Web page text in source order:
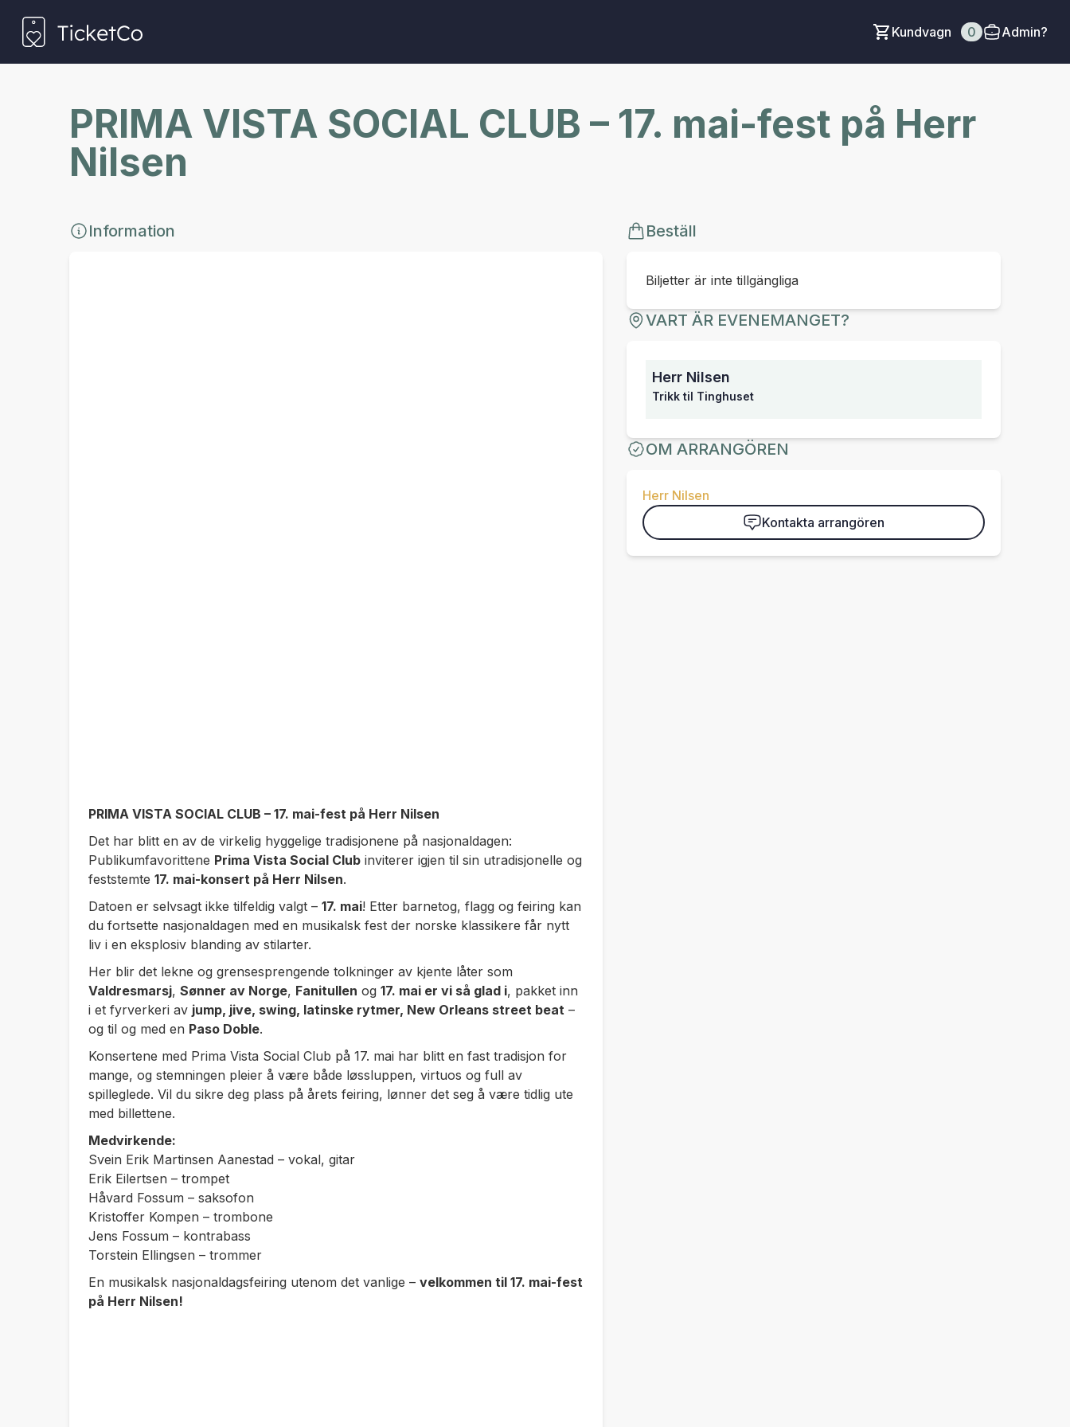
Kundvagn 0 Admin?
PRIMA VISTA SOCIAL CLUB – 17. mai-fest på Herr
Nilsen
Information
PRIMA VISTA SOCIAL CLUB – 17. mai-fest på Herr Nilsen
Det har blitt en av de virkelig hyggelige tradisjonene på nasjonaldagen:
Publikumfavorittene Prima Vista Social Club inviterer igjen til sin utradisjonelle og
feststemte 17. mai-konsert på Herr Nilsen.
Datoen er selvsagt ikke tilfeldig valgt – 17. mai! Etter barnetog, flagg og feiring kan
du fortsette nasjonaldagen med en musikalsk fest der norske klassikere får nytt
liv i en eksplosiv blanding av stilarter.
Her blir det lekne og grensesprengende tolkninger av kjente låter som
Valdresmarsj, Sønner av Norge, Fanitullen og 17. mai er vi så glad i, pakket inn
i et fyrverkeri av jump, jive, swing, latinske rytmer, New Orleans street beat –
og til og med en Paso Doble.
Konsertene med Prima Vista Social Club på 17. mai har blitt en fast tradisjon for
mange, og stemningen pleier å være både løssluppen, virtuos og full av
spilleglede. Vil du sikre deg plass på årets feiring, lønner det seg å være tidlig ute
med billettene.
Medvirkende:
Svein Erik Martinsen Aanestad – vokal, gitar
Erik Eilertsen – trompet
Håvard Fossum – saksofon
Kristoffer Kompen – trombone
Jens Fossum – kontrabass
Torstein Ellingsen – trommer
En musikalsk nasjonaldagsfeiring utenom det vanlige – velkommen til 17. mai-fest
på Herr Nilsen!
Beställ
Biljetter är inte tillgängliga
VART ÄR EVENEMANGET?
Herr Nilsen
Trikk til Tinghuset
OM ARRANGÖREN
Herr Nilsen
Kontakta arrangören